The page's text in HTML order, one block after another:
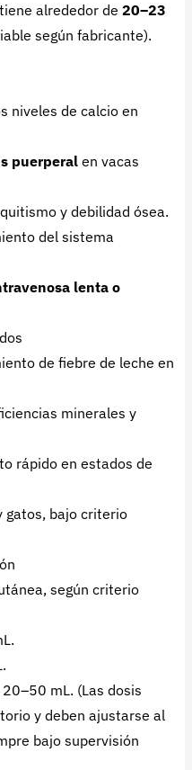
alrededor de 20–23
según fabricante).
niveles de calcio en
puerperal en vacas
y debilidad ósea.
del sistema
lenta o
de fiebre de leche en
minerales y
rápido en estados de
gatos, bajo criterio
según criterio
20–50 mL. (Las dosis
y deben ajustarse al
bajo supervisión